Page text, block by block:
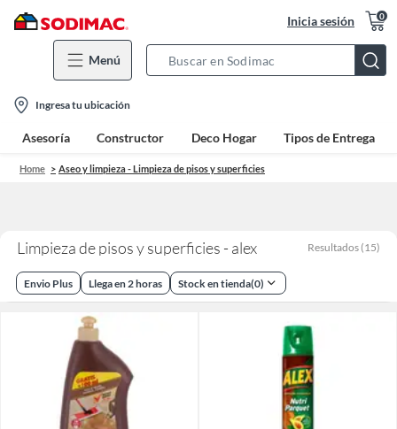
Inicia sesión 0
Menú
Bar
location-
icon
Ingresa tu ubicación
Asesoría Constructor Deco Hogar Tipos de Entrega
Home Aseo y limpieza - Limpieza de pisos y superficies
Limpieza de pisos y superficies - alex Resultados (15)
Envio Plus Llega en 2 horas Stock en tienda(0)